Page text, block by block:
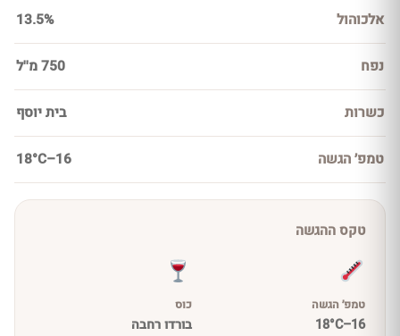
אלכוהול 13.5%
נפח 750 מ''ל
כשרות בית יוסף
טמפ׳ הגשה 16–18°C
טקס ההגשה
טמפ׳ הגשה
16–18°C
כוס
בורדו רחבה